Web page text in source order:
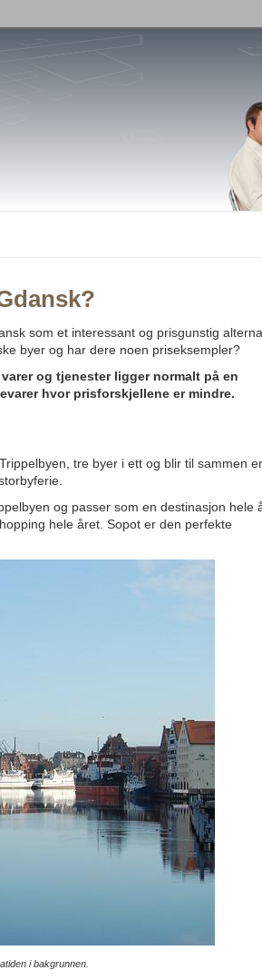
som et interessant og prisgunstig
byer og har dere noen priseksempler?
og tjenester ligger normalt på en
hvor prisforskjellene er mindre.
tre byer i ett og blir til sammen
og passer som en destinasjon hele
hele året. Sopot er den perfekte
i bakgrunnen.